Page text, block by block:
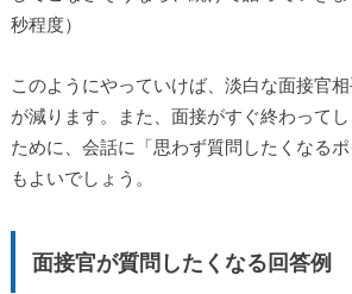
秒程度）
このようにやっていけば、淡白な面接官
が減ります。また、面接がすぐ終わって
ために、会話に「思わず質問したくなる
もよいでしょう。
面接官が質問したくなる回答例